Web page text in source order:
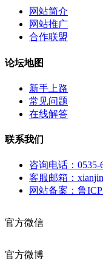
网站简介
网站推广
合作联盟
论坛地图
新手上路
常见问题
在线解答
联系我们
咨询电话：0535-
客服邮箱：
网站备案：鲁
官方微信
官方微博